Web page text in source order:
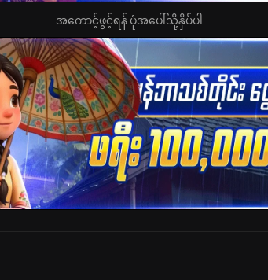
အကောင့်ဖွင့်ရန် ပုံအပေါ်သို့နှိပ်ပါ